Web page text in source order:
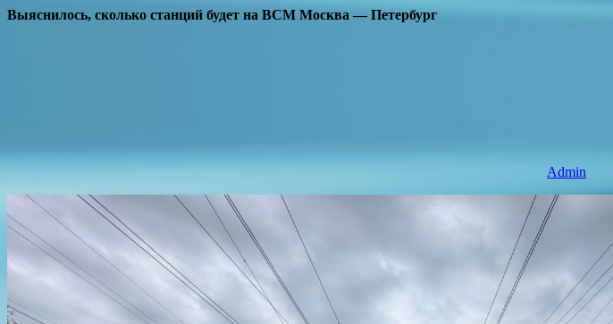
Выяснилось, сколько станций будет на ВСМ Москва — Петербург
Admin